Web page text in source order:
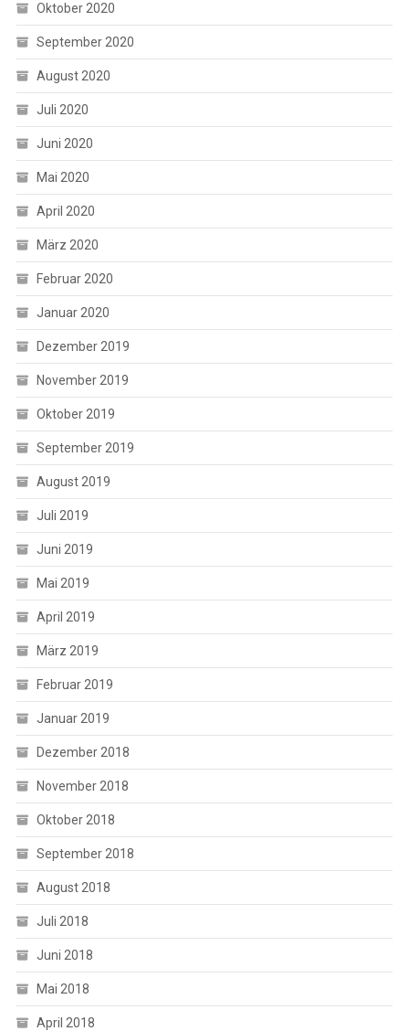
Oktober 2020
September 2020
August 2020
Juli 2020
Juni 2020
Mai 2020
April 2020
März 2020
Februar 2020
Januar 2020
Dezember 2019
November 2019
Oktober 2019
September 2019
August 2019
Juli 2019
Juni 2019
Mai 2019
April 2019
März 2019
Februar 2019
Januar 2019
Dezember 2018
November 2018
Oktober 2018
September 2018
August 2018
Juli 2018
Juni 2018
Mai 2018
April 2018